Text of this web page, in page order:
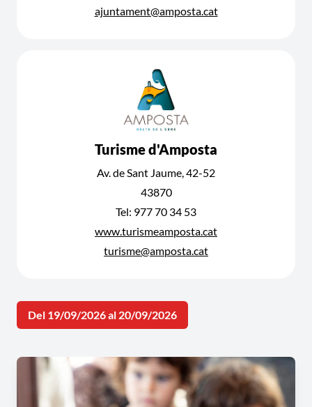
ajuntament@amposta.cat
Turisme d'Amposta
Av. de Sant Jaume, 42-52
43870
Tel: 977 70 34 53
www.turismeamposta.cat
turisme@amposta.cat
Del 19/09/2026 al 20/09/2026